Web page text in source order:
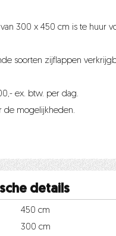
300 x 450 cm is te huur
soorten zijflappen
ex. btw. per dag.
de mogelijkheden.
details
450 cm
300 cm